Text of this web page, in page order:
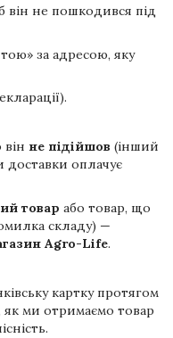
він не пошкодився під
за адресою, яку
не підійшов (інший
доставки оплачує
товар або товар, що
складу) —
Agro-Life.
картку протягом
як ми отримаємо товар